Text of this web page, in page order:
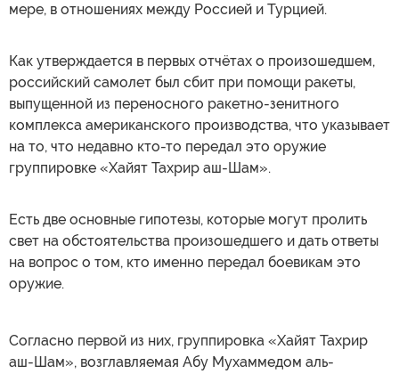
мере, в отношениях между Россией и Турцией.
Как утверждается в первых отчётах о произошедшем,
российский самолет был сбит при помощи ракеты,
выпущенной из переносного ракетно-зенитного
комплекса американского производства, что указывает
на то, что недавно кто-то передал это оружие
группировке «Хайят Тахрир аш-Шам».
Есть две основные гипотезы, которые могут пролить
свет на обстоятельства произошедшего и дать ответы
на вопрос о том, кто именно передал боевикам это
оружие.
Согласно первой из них, группировка «Хайят Тахрир
аш-Шам», возглавляемая Абу Мухаммедом аль-